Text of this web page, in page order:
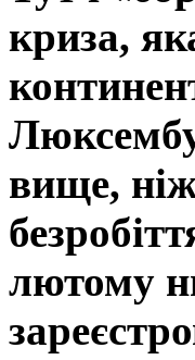
криза,
вище,
лютому